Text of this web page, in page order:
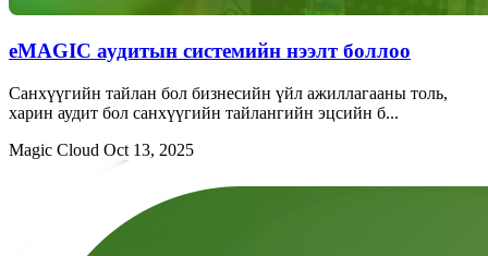
eMAGIC аудитын системийн нээлт боллоо
Санхүүгийн тайлан бол бизнесийн үйл ажиллагааны толь,
харин аудит бол санхүүгийн тайлангийн эцсийн б...
Magic Cloud Oct 13, 2025